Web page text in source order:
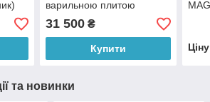
варильною плитою
31 500₴
Купити
та новинки